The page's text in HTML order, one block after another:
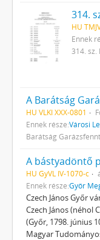
HU
Ennek
314. sz.
A Barátság
HU VLKI XXX-0801
Ennek része:Városi
Barátság
HU GyVL IV-1070-c
Ennek része:Győr
Czech János Győr
Czech János (néhol
(Győr, 1798. június
Magyar